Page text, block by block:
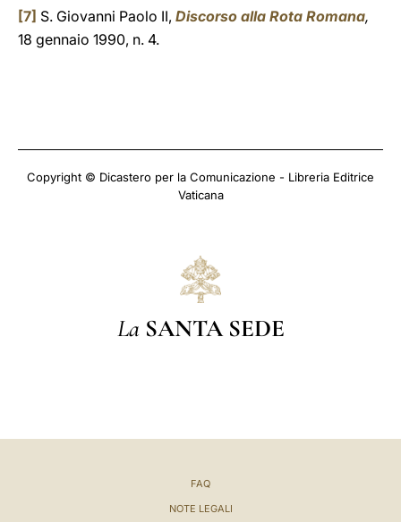
[7] S. Giovanni Paolo II, Discorso alla Rota Romana,
18 gennaio 1990, n. 4.
Copyright © Dicastero per la Comunicazione - Libreria Editrice
Vaticana
La SANTA SEDE
FAQ
NOTE LEGALI